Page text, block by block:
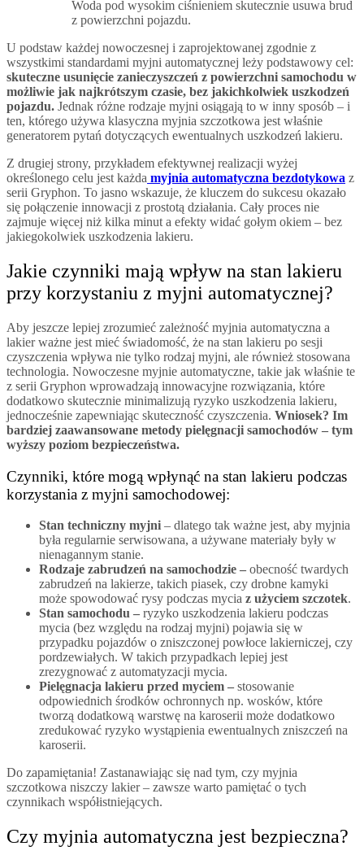
Woda pod wysokim ciśnieniem skutecznie usuwa brud
z powierzchni pojazdu.
U podstaw każdej nowoczesnej i zaprojektowanej zgodnie z
wszystkimi standardami myjni automatycznej leży podstawowy cel:
skuteczne usunięcie zanieczyszczeń z powierzchni samochodu w
możliwie jak najkrótszym czasie, bez jakichkolwiek uszkodzeń
pojazdu. Jednak różne rodzaje myjni osiągają to w inny sposób – i
ten, którego używa klasyczna myjnia szczotkowa jest właśnie
generatorem pytań dotyczących ewentualnych uszkodzeń lakieru.
Z drugiej strony, przykładem efektywnej realizacji wyżej
określonego celu jest każda myjnia automatyczna bezdotykowa z
serii Gryphon. To jasno wskazuje, że kluczem do sukcesu okazało
się połączenie innowacji z prostotą działania. Cały proces nie
zajmuje więcej niż kilka minut a efekty widać gołym okiem – bez
jakiegokolwiek uszkodzenia lakieru.
Jakie czynniki mają wpływ na stan lakieru
przy korzystaniu z myjni automatycznej?
Aby jeszcze lepiej zrozumieć zależność myjnia automatyczna a
lakier ważne jest mieć świadomość, że na stan lakieru po sesji
czyszczenia wpływa nie tylko rodzaj myjni, ale również stosowana
technologia. Nowoczesne myjnie automatyczne, takie jak właśnie te
z serii Gryphon wprowadzają innowacyjne rozwiązania, które
dodatkowo skutecznie minimalizują ryzyko uszkodzenia lakieru,
jednocześnie zapewniając skuteczność czyszczenia. Wniosek? Im
bardziej zaawansowane metody pielęgnacji samochodów – tym
wyższy poziom bezpieczeństwa.
Czynniki, które mogą wpłynąć na stan lakieru podczas
korzystania z myjni samochodowej:
Stan techniczny myjni – dlatego tak ważne jest, aby myjnia
była regularnie serwisowana, a używane materiały były w
nienagannym stanie.
Rodzaje zabrudzeń na samochodzie – obecność twardych
zabrudzeń na lakierze, takich piasek, czy drobne kamyki
może spowodować rysy podczas mycia z użyciem szczotek.
Stan samochodu – ryzyko uszkodzenia lakieru podczas
mycia (bez względu na rodzaj myjni) pojawia się w
przypadku pojazdów o zniszczonej powłoce lakierniczej, czy
pordzewiałych. W takich przypadkach lepiej jest
zrezygnować z automatyzacji mycia.
Pielęgnacja lakieru przed myciem – stosowanie
odpowiednich środków ochronnych np. wosków, które
tworzą dodatkową warstwę na karoserii może dodatkowo
zredukować ryzyko wystąpienia ewentualnych zniszczeń na
karoserii.
Do zapamiętania! Zastanawiając się nad tym, czy myjnia
szczotkowa niszczy lakier – zawsze warto pamiętać o tych
czynnikach współistniejących.
Czy myjnia automatyczna jest bezpieczna?